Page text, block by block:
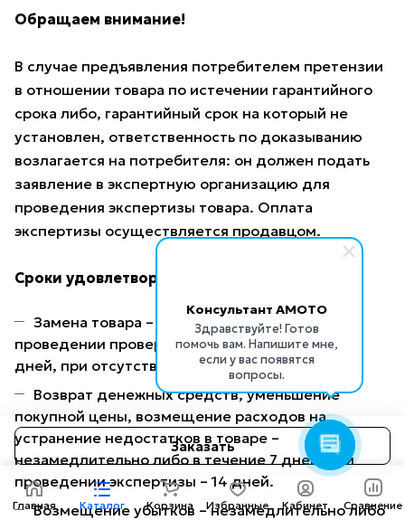
Консультант AMOTO
Здравствуйте! Готов
помочь вам. Напишите мне,
если у вас появятся
вопросы.
Заказать
Обращаем внимание!
В случае предъявления потребителем претензии
в отношении товара по истечении гарантийного
срока либо, гарантийный срок на который не
установлен, ответственность по доказыванию
возлагается на потребителя: он должен подать
заявление в экспертную организацию для
проведения экспертизы товара. Оплата
экспертизы осуществляется продавцом.
Сроки удовлетворения требований
Замена товара – незамедлительно (при
проведении проверки качества – не более 14
дней, при отсутствии товара – 1 месяц).
Возврат денежных средств, уменьшение
покупной цены, возмещение расходов на
устранение недостатков в товаре –
незамедлительно либо в течение 7 дней, при
проведении экспертизы – 14 дней.
Возмещение убытков – незамедлительно либо
Главная Каталог Корзина Избранные Кабинет Сравнение